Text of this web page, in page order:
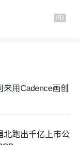
来用Cadence画创
北跑出千亿上市公